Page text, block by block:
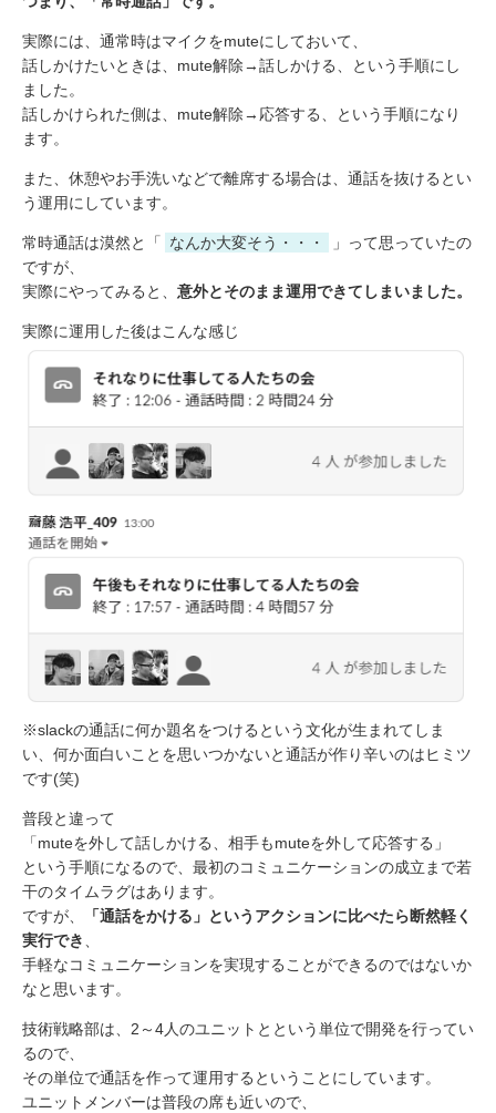
実際には、通常時はマイクをmuteにしておいて、
話しかけたいときは、mute解除→話しかける、という手順にし
ました。
話しかけられた側は、mute解除→応答する、という手順になり
ます。
また、休憩やお手洗いなどで離席する場合は、通話を抜けるとい
う運用にしています。
常時通話は漠然と「 なんか大変そう・・・
」って思っていたの
ですが、
実際にやってみると、 意外とそのまま運用できてしまいました。
実際に運用した後はこんな感じ
※slackの通話に何か題名をつけるという文化が生まれてしま
い、何か面白いことを思いつかないと通話が作り辛いのはヒミツ
です(笑)
普段と違って
「muteを外して話しかける、相手もmuteを外して応答する」
という手順になるので、最初のコミュニケーションの成立まで若
干のタイムラグはあります。
ですが、
「通話をかける」というアクションに比べたら断然軽く
実行でき、
手軽なコミュニケーションを実現することができるのではないか
なと思います。
技術戦略部は、2～4人のユニットとという単位で開発を行ってい
るので、
その単位で通話を作って運用するということにしています。
ユニットメンバーは普段の席も近いので、